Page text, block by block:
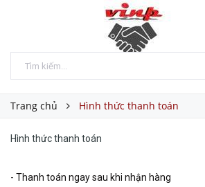
Trang chủ Hình thức thanh toán
Hình thức thanh toán
- Thanh toán ngay sau khi nhận hàng